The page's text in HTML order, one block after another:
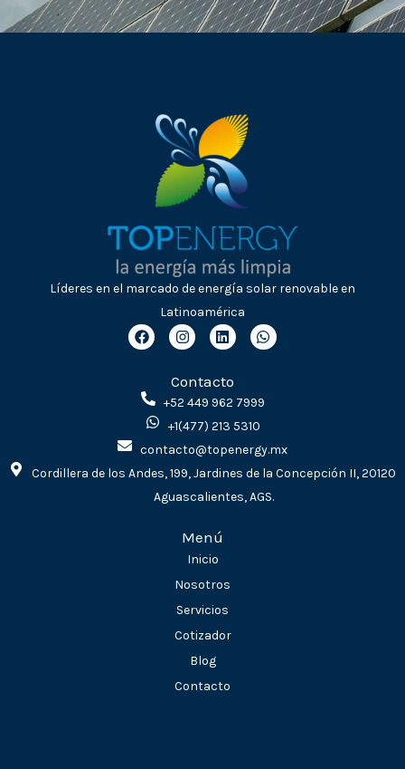
Líderes en el marcado de energía solar renovable en
Latinoamérica
F
a
b
o
o
k
I
n
a
g
r
a
m
L
i
e
d
n
W
h
a
Contacto
+52 449 962 7999
+1(477) 213 5310
contacto@topenergy.mx
Cordillera de los Andes, 199, Jardines de la Concepción II, 20120
Aguascalientes, AGS.
Menú
Inicio
Nosotros
Servicios
Cotizador
Blog
Contacto